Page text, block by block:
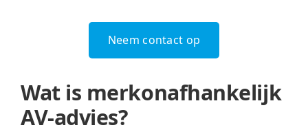
Neem contact op
Wat is merkonafhankelijk
AV-advies?